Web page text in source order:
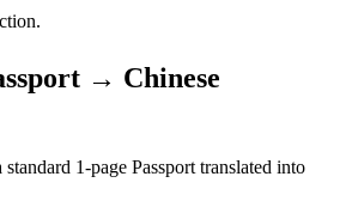
→ Chinese
1-page Passport translated into